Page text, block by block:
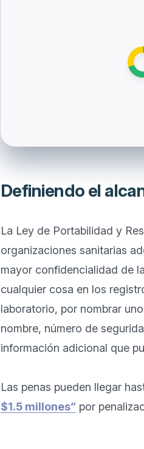
Definiendo el
La Ley de Portabilidad y
organizaciones sanitarias
mayor confidencialidad de
cualquier cosa en los
laboratorio, por nombrar
nombre, número de
información adicional que
Las penas pueden llegar
$1.5 millones”